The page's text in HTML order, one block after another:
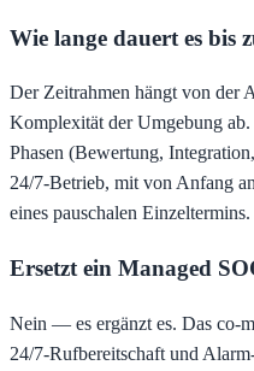
Wie lange dauert es bis
Der Zeitrahmen hängt von der
Komplexität der Umgebung
Phasen (Bewertung,
24/7-Betrieb, mit von Anfang
eines pauschalen Einzeltermins.
Ersetzt ein Managed
Nein — es ergänzt es. Das co-
24/7-Rufbereitschaft und